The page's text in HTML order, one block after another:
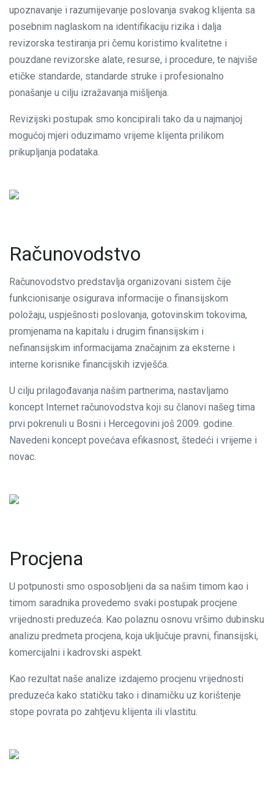
upoznavanje i razumijevanje poslovanja svakog klijenta sa
posebnim naglaskom na identifikaciju rizika i dalja
revizorska testiranja pri čemu koristimo kvalitetne i
pouzdane revizorske alate, resurse, i procedure, te najviše
etičke standarde, standarde struke i profesionalno
ponašanje u cilju izražavanja mišljenja.
Revizijski postupak smo koncipirali tako da u najmanjoj
mogućoj mjeri oduzimamo vrijeme klijenta prilikom
prikupljanja podataka.
Računovodstvo
Računovodstvo predstavlja organizovani sistem čije
funkcionisanje osigurava informacije o finansijskom
položaju, uspješnosti poslovanja, gotovinskim tokovima,
promjenama na kapitalu i drugim finansijskim i
nefinansijskim informacijama značajnim za eksterne i
interne korisnike financijskih izvješća.
U cilju prilagođavanja našim partnerima, nastavljamo
koncept Internet računovodstva koji su članovi našeg tima
prvi pokrenuli u Bosni i Hercegovini još 2009. godine.
Navedeni koncept povećava efikasnost, štedeći i vrijeme i
novac.
Procjena
U potpunosti smo osposobljeni da sa našim timom kao i
timom saradnika provedemo svaki postupak procjene
vrijednosti preduzeća. Kao polaznu osnovu vršimo dubinsku
analizu predmeta procjena, koja uključuje pravni, finansijski,
komercijalni i kadrovski aspekt.
Kao rezultat naše analize izdajemo procjenu vrijednosti
preduzeća kako statičku tako i dinamičku uz korištenje
stope povrata po zahtjevu klijenta ili vlastitu.